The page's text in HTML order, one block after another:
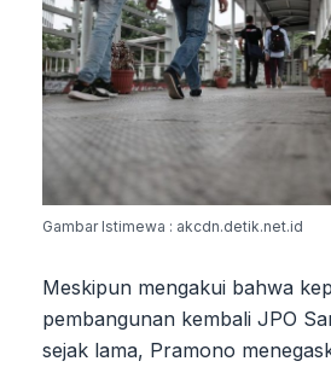
Gambar Istimewa : akcdn.detik.net.id
Meskipun mengakui bahwa
pembangunan kembali JPO
sejak lama, Pramono